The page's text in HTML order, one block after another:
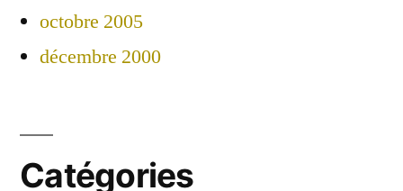
octobre 2005
décembre 2000
Catégories